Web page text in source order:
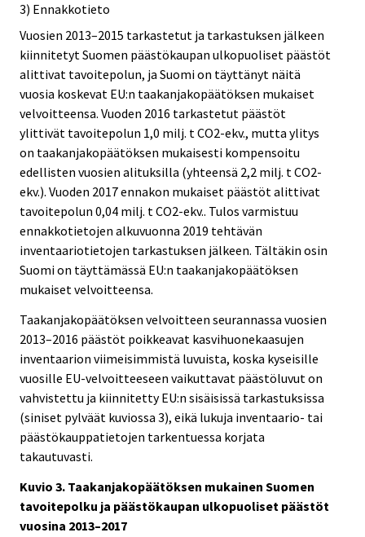
3) Ennakkotieto
Vuosien 2013–2015 tarkastetut ja tarkastuksen jälkeen
kiinnitetyt Suomen päästökaupan ulkopuoliset päästöt
alittivat tavoitepolun, ja Suomi on täyttänyt näitä
vuosia koskevat EU:n taakanjakopäätöksen mukaiset
velvoitteensa. Vuoden 2016 tarkastetut päästöt
ylittivät tavoitepolun 1,0 milj. t CO2-ekv., mutta ylitys
on taakanjakopäätöksen mukaisesti kompensoitu
edellisten vuosien alituksilla (yhteensä 2,2 milj. t CO2-
ekv.). Vuoden 2017 ennakon mukaiset päästöt alittivat
tavoitepolun 0,04 milj. t CO2-ekv.. Tulos varmistuu
ennakkotietojen alkuvuonna 2019 tehtävän
inventaariotietojen tarkastuksen jälkeen. Tältäkin osin
Suomi on täyttämässä EU:n taakanjakopäätöksen
mukaiset velvoitteensa.
Taakanjakopäätöksen velvoitteen seurannassa vuosien
2013–2016 päästöt poikkeavat kasvihuonekaasujen
inventaarion viimeisimmistä luvuista, koska kyseisille
vuosille EU-velvoitteeseen vaikuttavat päästöluvut on
vahvistettu ja kiinnitetty EU:n sisäisissä tarkastuksissa
(siniset pylväät kuviossa 3), eikä lukuja inventaario- tai
päästökauppatietojen tarkentuessa korjata
takautuvasti.
Kuvio 3. Taakanjakopäätöksen mukainen Suomen
tavoitepolku ja päästökaupan ulkopuoliset päästöt
vuosina 2013–2017